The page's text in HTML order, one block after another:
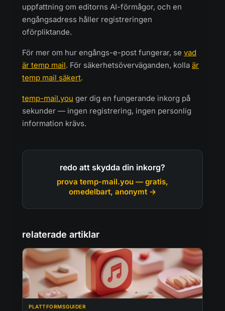
uppfattning om editorns AI-förmågor, och en
engångsadress håller registreringen
oförpliktande.
För mer om hur engångs-e-post fungerar, se vad
är temp mail. För säkerhetsöverväganden, kolla är
temp mail säkert.
temp-mail.you ger dig en fungerande inkorg på
sekunder — ingen registrering, ingen personlig
information krävs.
redo att skydda din inkorg?
prova temp-mail.you — gratis,
omedelbart, anonymt →
relaterade artiklar
PLATTFORMSGUIDER